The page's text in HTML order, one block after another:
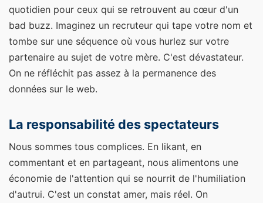
quotidien pour ceux qui se retrouvent au cœur d'un
bad buzz. Imaginez un recruteur qui tape votre nom et
tombe sur une séquence où vous hurlez sur votre
partenaire au sujet de votre mère. C'est dévastateur.
On ne réfléchit pas assez à la permanence des
données sur le web.
La responsabilité des spectateurs
Nous sommes tous complices. En likant, en
commentant et en partageant, nous alimentons une
économie de l'attention qui se nourrit de l'humiliation
d'autrui. C'est un constat amer, mais réel. On